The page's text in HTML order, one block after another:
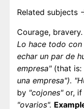
Related subjects
Courage, bravery.
Lo hace todo
echar un par de
empresa"(that is:
una empresa").
by "cojones"or, if
"ovarios".